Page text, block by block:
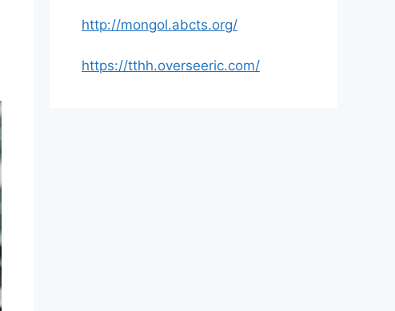
http://mongol.abcts.org/
https://tthh.overseeric.com/